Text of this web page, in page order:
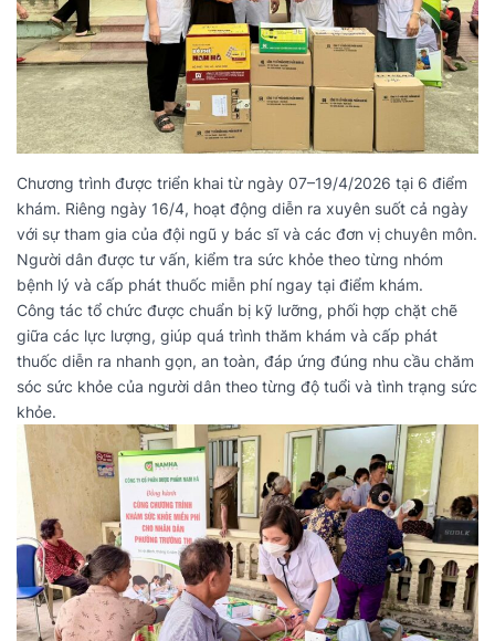
Chương trình được triển khai từ ngày 07–19/4/2026 tại 6 điểm
khám. Riêng ngày 16/4, hoạt động diễn ra xuyên suốt cả ngày
với sự tham gia của đội ngũ y bác sĩ và các đơn vị chuyên môn.
Người dân được tư vấn, kiểm tra sức khỏe theo từng nhóm
bệnh lý và cấp phát thuốc miễn phí ngay tại điểm khám.
Công tác tổ chức được chuẩn bị kỹ lưỡng, phối hợp chặt chẽ
giữa các lực lượng, giúp quá trình thăm khám và cấp phát
thuốc diễn ra nhanh gọn, an toàn, đáp ứng đúng nhu cầu chăm
sóc sức khỏe của người dân theo từng độ tuổi và tình trạng sức
khỏe.